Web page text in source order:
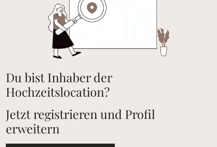
Du bist Inhaber der
Hochzeitslocation?
Jetzt registrieren und Profil
erweitern